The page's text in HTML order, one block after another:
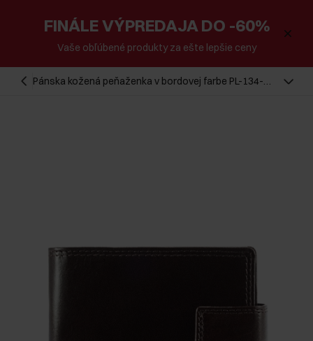
FINÁLE VÝPREDAJA DO -60%
Vaše obľúbené produkty za ešte lepšie ceny
Pánska kožená peňaženka v bordovej farbe PL-134-